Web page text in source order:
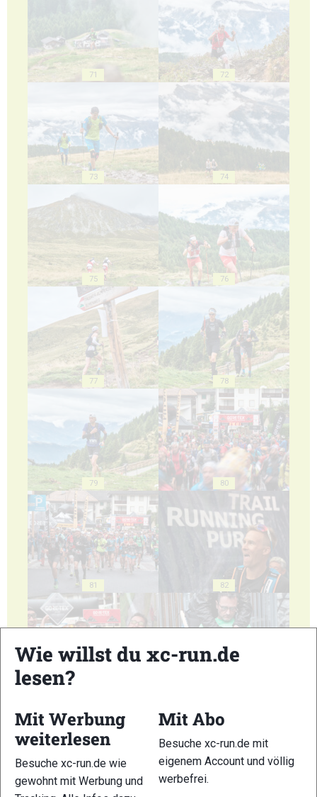
71 72
73 74
75 76
77 78
79 80
81 82
Wie willst du xc-run.de
lesen?
Mit Werbung
weiterlesen
Besuche xc-run.de wie
gewohnt mit Werbung und
Mit Abo
Besuche xc-run.de mit
eigenem Account und völlig
werbefrei.